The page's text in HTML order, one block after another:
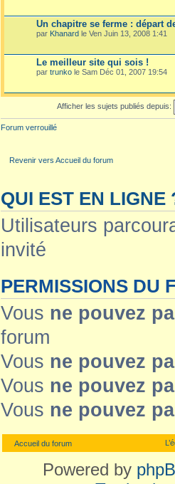
Un chapitre se ferme : départ
par Khanard le Ven Juin 13, 2008 1:41
Le meilleur site qui sois !
par trunko le Sam Déc 01, 2007 19:54
Afficher les sujets publiés depuis:
Forum verrouillé
Revenir vers Accueil du forum
QUI EST EN LIGNE
Utilisateurs
invité
PERMISSIONS DU
Vous ne pouvez
forum
Vous ne pouvez
Vous ne pouvez
Vous ne pouvez
Accueil du forum
Powered by